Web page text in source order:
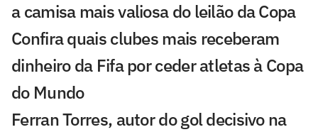
a camisa mais valiosa do leilão da Copa
Confira quais clubes mais receberam
dinheiro da Fifa por ceder atletas à Copa
do Mundo
Ferran Torres, autor do gol decisivo na